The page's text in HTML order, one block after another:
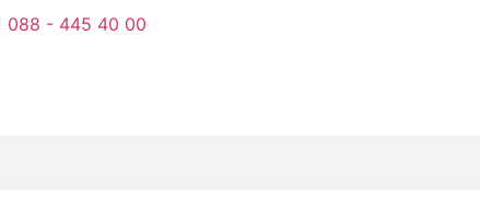
088 - 445 40 00